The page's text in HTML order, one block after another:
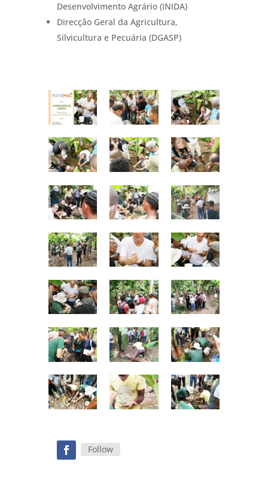
Desenvolvimento Agrário (INIDA)
Direcção Geral da Agricultura,
Silvicultura e Pecuária (DGASP)
Follow